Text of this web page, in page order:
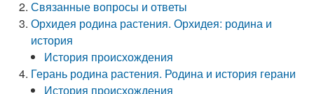
Связанные вопросы и ответы
Орхидея родина растения. Орхидея: родина и
история
История происхождения
Герань родина растения. Родина и история герани
История происхождения